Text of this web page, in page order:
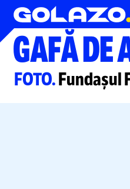
Superliga
GAFĂ DE
FOTO.Fundașul